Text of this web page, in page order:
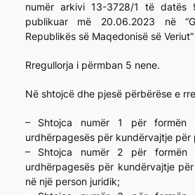
numër arkivi 13-3728/1 të datës
publikuar më 20.06.2023 në
Republikës së Maqedonisë së
Rregullorja i përmban 5 nene.
Në shtojcë dhe pjesë përbërëse e
– Shtojca numër 1 për formën
urdhërpagesës për kundërvajtje për
– Shtojca numër 2 për formën
urdhërpagesës për kundërvajtje
në një person juridik;